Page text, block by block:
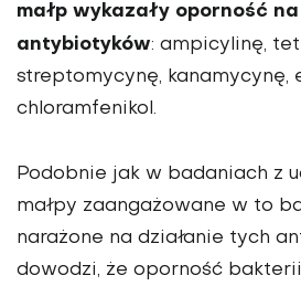
małp wykazały oporność
antybiotyków: ampicylinę,
streptomycynę, kanamycynę,
chloramfenikol.
Podobnie jak w badaniach z
małpy zaangażowane w to
narażone na działanie tych
dowodzi, że oporność